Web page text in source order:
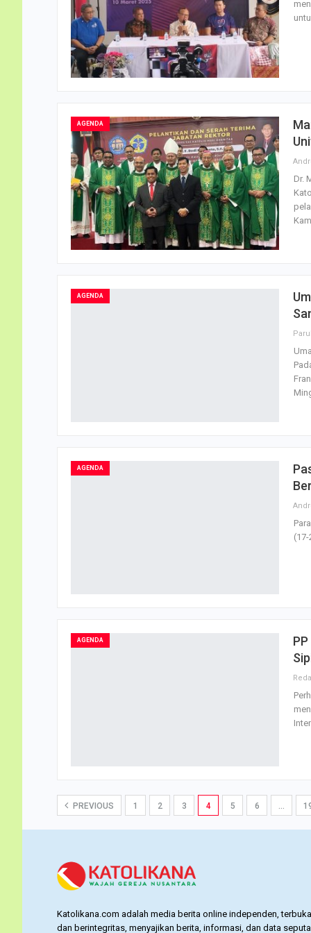
AGENDA
Dr.
AGENDA
AGENDA
AGENDA
PREVIOUS 1 2 3 4 5 6
Katolikana.com adalah media berita online independen, terbuka,
dan berintegritas, menyajikan berita, informasi, dan data